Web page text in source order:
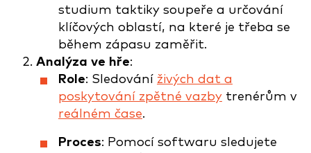
studium taktiky soupeře a určování
klíčových oblastí, na které je třeba se
během zápasu zaměřit.
Analýza ve hře:
Role: Sledování živých dat a
poskytování zpětné vazby trenérům v
reálném čase.
Proces: Pomocí softwaru sledujete